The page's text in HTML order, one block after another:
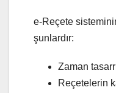
e-Reçete
şunlardır:
Zaman
Reçetelerin